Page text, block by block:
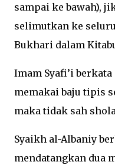
sampai ke bawah),
selimutkan ke
Bukhari dalam
Imam Syafi’i
memakai baju tipis
maka tidak sah
Syaikh al-Albaniy
mendatangkan dua